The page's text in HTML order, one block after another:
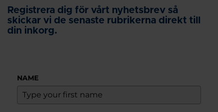
Registrera dig för vårt nyhetsbrev så
skickar vi de senaste rubrikerna direkt till
din inkorg.
NAME